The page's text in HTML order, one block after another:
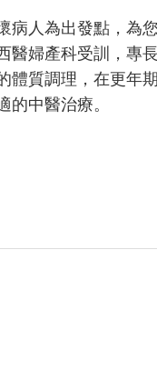
病人為出發點，為
醫婦產科受訓，專
體質調理，在更年
的中醫治療。